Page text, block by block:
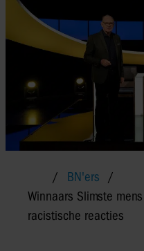
BN'ers
Winnaars Slimste
racistische reacties